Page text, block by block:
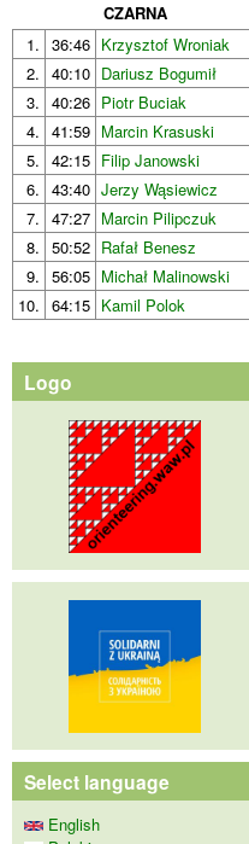
CZARNA
1. 36:46 Krzysztof Wroniak
2. 40:10 Dariusz Bogumił
3. 40:26 Piotr Buciak
4. 41:59 Marcin Krasuski
5. 42:15 Filip Janowski
6. 43:40 Jerzy Wąsiewicz
7. 47:27 Marcin Pilipczuk
8. 50:52 Rafał Benesz
9. 56:05 Michał Malinowski
10. 64:15 Kamil Polok
Logo
Select language
English